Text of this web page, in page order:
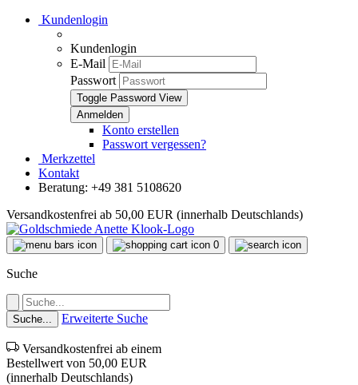
Kundenlogin
Kundenlogin
E-Mail
Passwort
Toggle Password View
Konto erstellen
Passwort vergessen?
Merkzettel
Kontakt
Beratung: +49 381 5108620
Versandkostenfrei ab 50,00 EUR (innerhalb Deutschlands)
0
Suche
Suche... Erweiterte Suche
Versandkostenfrei ab einem
Bestellwert von 50,00 EUR
(innerhalb Deutschlands)